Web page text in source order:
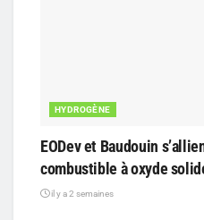
HYDROGÈNE
EODev et Baudouin
combustible à oxyde
il y a 2 semaines